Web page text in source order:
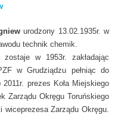
urodzony 13.02.1935r. w
technik chemik.
zostaje w 1953r. zakładając
w Grudziądzu pełniąc do
prezes Koła Miejskiego
Zarządu Okręgu Toruńskiego
wiceprezesa Zarządu Okręgu.